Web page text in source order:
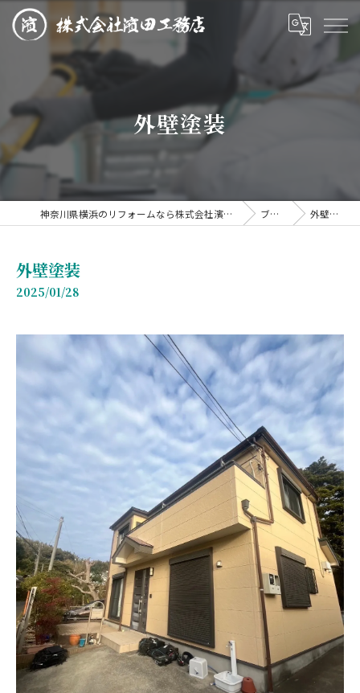
外壁塗装
神奈川県横浜のリフォームなら株式会社濱田工務店 ブログ 外壁塗装
外壁塗装
2025/01/28